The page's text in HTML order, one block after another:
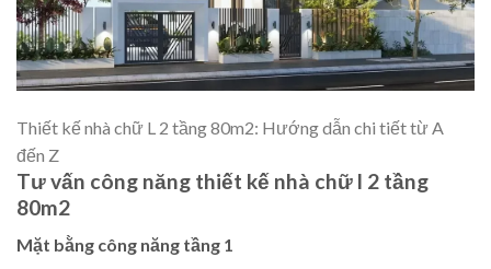
Thiết kế nhà chữ L 2 tầng 80m2: Hướng dẫn chi tiết từ A
đến Z
Tư vấn công năng thiết kế nhà chữ l 2 tầng
80m2
Mặt bằng công năng tầng 1